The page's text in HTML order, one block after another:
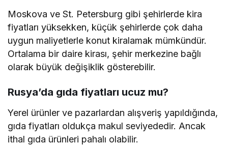
Moskova ve St. Petersburg gibi şehirlerde kira
fiyatları yüksekken, küçük şehirlerde çok daha
uygun maliyetlerle konut kiralamak mümkündür.
Ortalama bir daire kirası, şehir merkezine bağlı
olarak büyük değişiklik gösterebilir.
Rusya’da gıda fiyatları ucuz mu?
Yerel ürünler ve pazarlardan alışveriş yapıldığında,
gıda fiyatları oldukça makul seviyededir. Ancak
ithal gıda ürünleri pahalı olabilir.